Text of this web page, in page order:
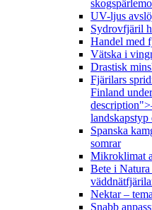
UV-ljus
Sydrovfjäril
Handel med
Vätska i
Drastisk
Fjärilars
Finland
landskapstyp
Spanska
somrar
Mikroklimat
Bete i
Nektar –
Snabb